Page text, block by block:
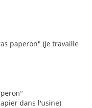
paperon" (Je travaille
dans l'usine)